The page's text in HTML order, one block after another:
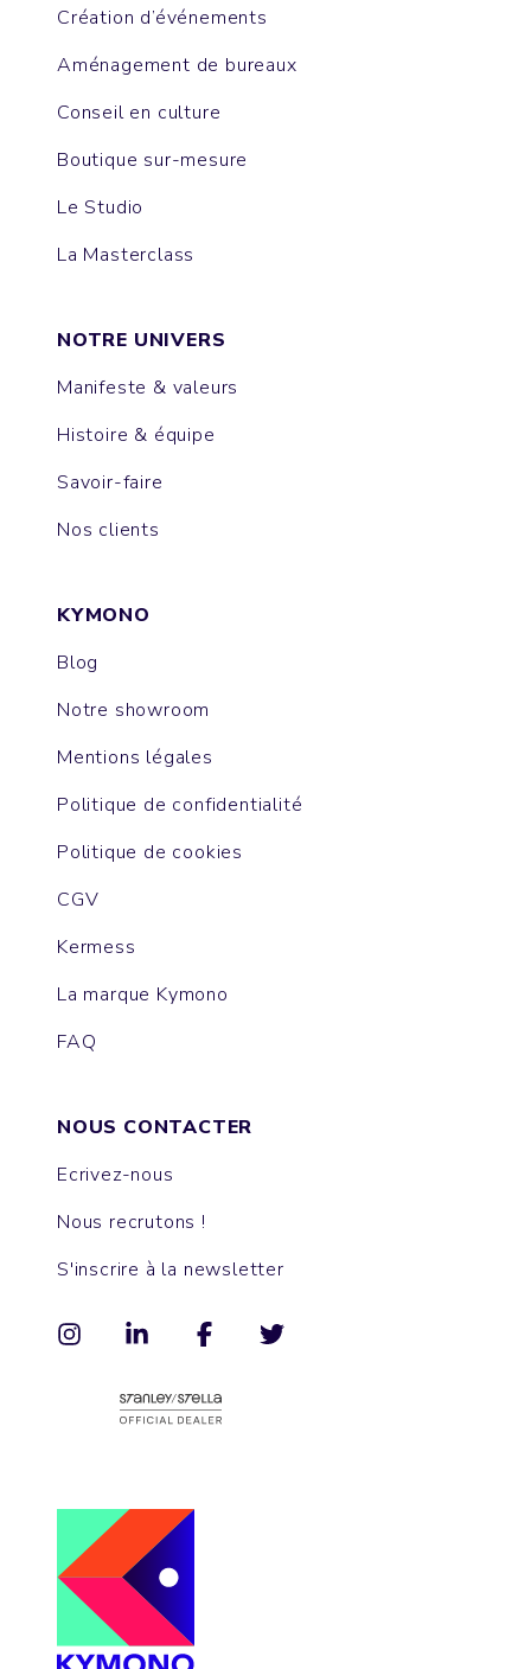
Création d’événements
Aménagement de bureaux
Conseil en culture
Boutique sur-mesure
Le Studio
La Masterclass
NOTRE UNIVERS
Manifeste & valeurs
Histoire & équipe
Savoir-faire
Nos clients
KYMONO
Blog
Notre showroom
Mentions légales
Politique de confidentialité
Politique de cookies
CGV
Kermess
La marque Kymono
FAQ
NOUS CONTACTER
Ecrivez-nous
Nous recrutons !
S'inscrire à la newsletter